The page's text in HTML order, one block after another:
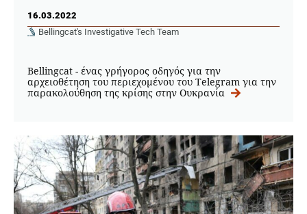
16.03.2022
Bellingcat's Investigative Tech Team
Bellingcat - ένας γρήγορος οδηγός για την
αρχειοθέτηση του περιεχομένου του Telegram για την
παρακολούθηση της κρίσης στην Ουκρανία